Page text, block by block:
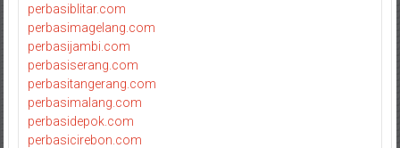
perbasiblitar.com
perbasimagelang.com
perbasijambi.com
perbasiserang.com
perbasitangerang.com
perbasimalang.com
perbasidepok.com
perbasicirebon.com